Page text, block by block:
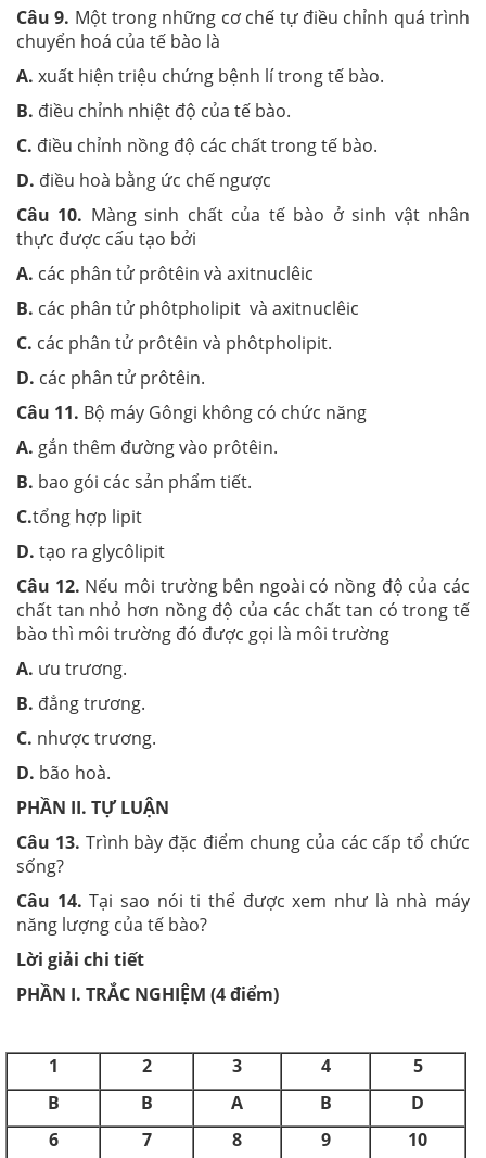
Câu 9. Một trong những cơ chế tự điều chỉnh quá trình
chuyển hoá của tế bào là
A. xuất hiện triệu chứng bệnh lí trong tế bào.
B. điều chỉnh nhiệt độ của tế bào.
C. điều chỉnh nồng độ các chất trong tế bào.
D. điều hoà bằng ức chế ngược
Câu 10. Màng sinh chất của tế bào ở sinh vật nhân
thực được cấu tạo bởi
A. các phân tử prôtêin và axitnuclêic
B. các phân tử phôtpholipit và axitnuclêic
C. các phân tử prôtêin và phôtpholipit.
D. các phân tử prôtêin.
Câu 11. Bộ máy Gôngi không có chức năng
A. gắn thêm đường vào prôtêin.
B. bao gói các sản phẩm tiết.
C.tổng hợp lipit
D. tạo ra glycôlipit
Câu 12. Nếu môi trường bên ngoài có nồng độ của các
chất tan nhỏ hơn nồng độ của các chất tan có trong tế
bào thì môi trường đó được gọi là môi trường
A. ưu trương.
B. đẳng trương.
C. nhược trương.
D. bão hoà.
PHẦN II. TỰ LUẬN
Câu 13. Trình bày đặc điểm chung của các cấp tổ chức
sống?
Câu 14.Tại sao nói ti thể được xem như là nhà máy
năng lượng của tế bào?
Lời giải chi tiết
PHẦN I. TRẮC NGHIỆM (4 điểm)
1 2 3 4
5
B
B A B
D
6
7 8 9 10